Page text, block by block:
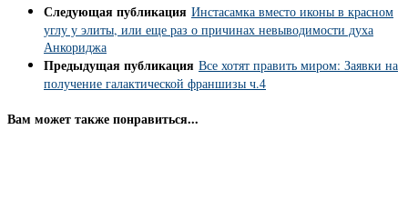
Следующая публикация Инстасамка вместо иконы в красном
углу у элиты, или еще раз о причинах невыводимости духа
Анкориджа
Предыдущая публикация Все хотят править миром: Заявки на
получение галактической франшизы ч.4
Вам может также понравиться...